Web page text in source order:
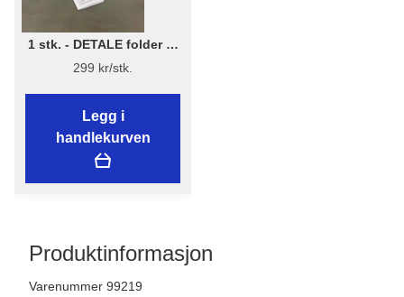
1 stk. - DETALE folder 3-
in-1 - KABRIC, KC14, Matt
Paint
299 kr/stk.
Legg i
handlekurven
Produktinformasjon
Varenummer 99219